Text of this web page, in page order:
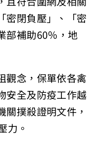
閉負壓」、「密
補助60％，地
念，保單依各禽
全及防疫工作越
撲殺證明文件，
。